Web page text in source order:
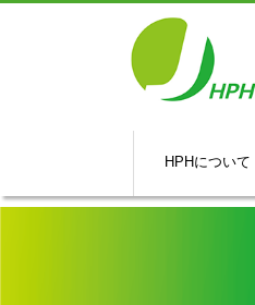
HPHについて